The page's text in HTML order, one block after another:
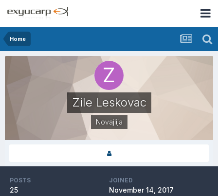
Home
Zile Leskovac
Novajlija
POSTS
25
JOINED
November 14, 2017